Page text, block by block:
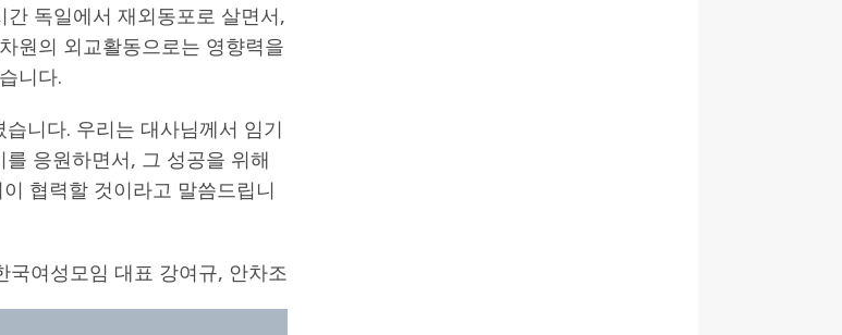
독일에서 재외동포로 살면서,
원의 외교활동으로는 영향력을
니다.
니다. 우리는 대사님께서 임기
응원하면서, 그 성공을 위해
협력할 것이라고 말씀드립니
국여성모임 대표 강여규, 안차조